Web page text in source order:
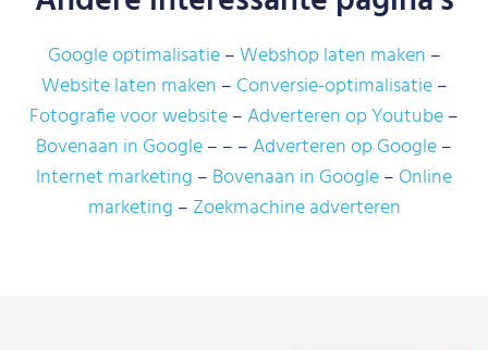
Google optimalisatie
Webshop laten maken
Website laten maken
Conversie-optimalisatie
Fotografie voor website
Adverteren op Youtube
Bovenaan in Google
Adverteren op Google
Internet marketing
Bovenaan in Google
Online
marketing
Zoekmachine adverteren